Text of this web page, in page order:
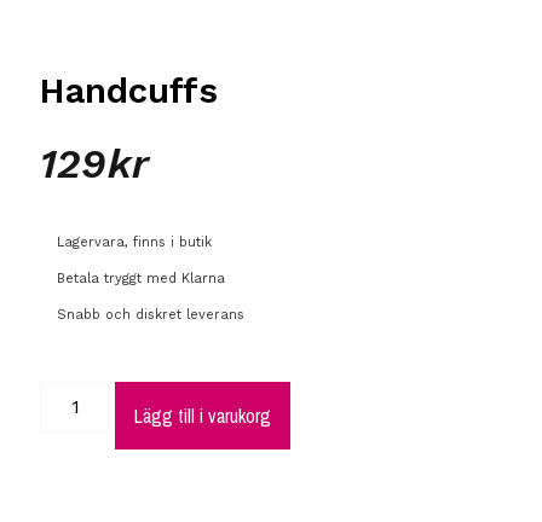
Handcuffs
129kr
Lagervara, finns i butik
Betala tryggt med Klarna
Snabb och diskret leverans
Lägg till i varukorg